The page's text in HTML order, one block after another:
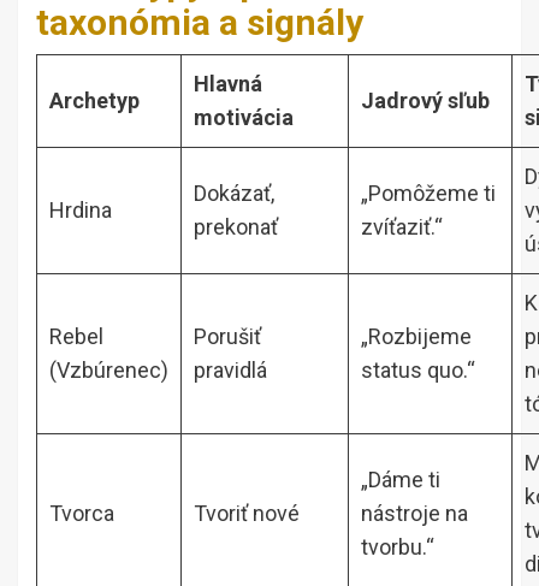
taxonómia a signály
Archetyp
Hlavná
motivácia
Jadrový sľub
Hrdina
Dokázať,
prekonať
„Pomôžeme ti
zvíťaziť.“
Rebel
(Vzbúrenec)
Porušiť
pravidlá
„Rozbijeme
status quo.“
Tvorca Tvoriť nové
„Dáme ti
nástroje na
tvorbu.“